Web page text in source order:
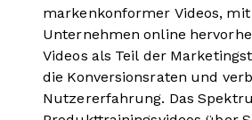
markenkonformer Videos, mit
Unternehmen online
Videos als Teil der
die Konversionsraten und
Nutzererfahrung. Das